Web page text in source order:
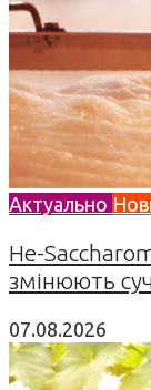
Актуально
Не-
змінюють
07.08.2026